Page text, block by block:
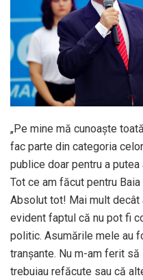
„Pe mine mă cunoaște
fac parte din categoria
publice doar pentru a
Tot ce am făcut pentru
Absolut tot! Mai mult
evident faptul că nu pot fi
politic. Asumările mele au
tranșante. Nu m-am ferit
trebuiau refăcute sau că